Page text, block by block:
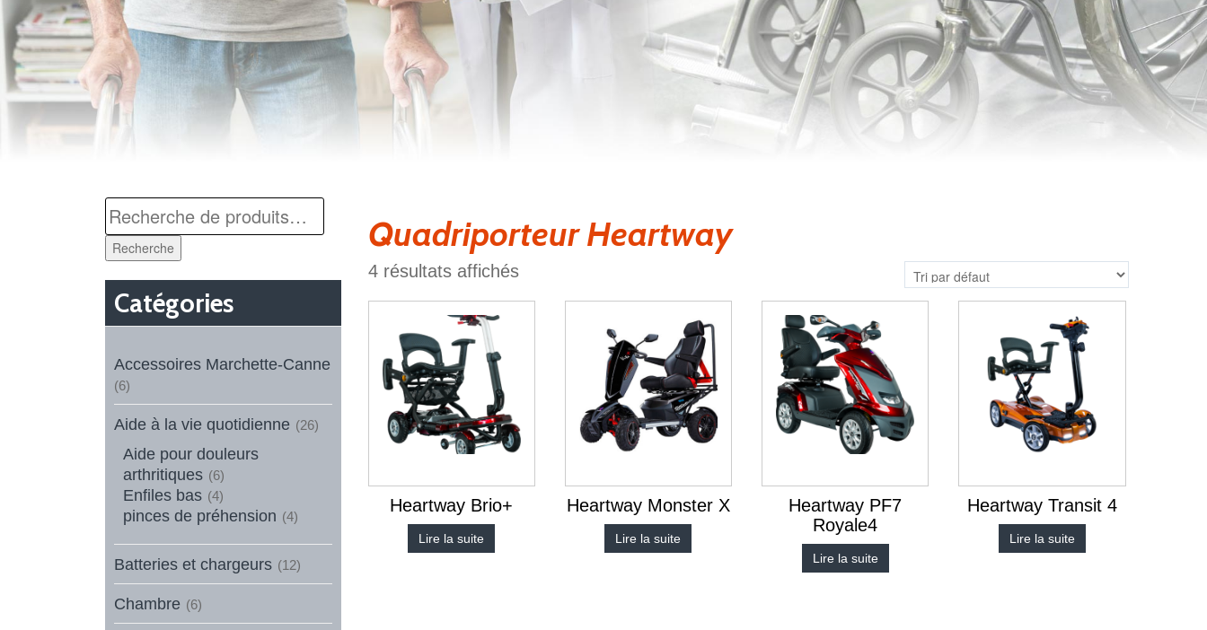
Recherche
Catégories
Accessoires Marchette-Canne
(6)
Aide à la vie quotidienne (26)
Aide pour douleurs
arthritiques (6)
Enfiles bas (4)
pinces de préhension (4)
Batteries et chargeurs (12)
Chambre (6)
Quadriporteur Heartway
4 résultats affichés
Heartway Brio+
Lire la suite
Heartway Monster X
Lire la suite
Heartway PF7
Royale4
Lire la suite
Heartway Transit 4
Lire la suite